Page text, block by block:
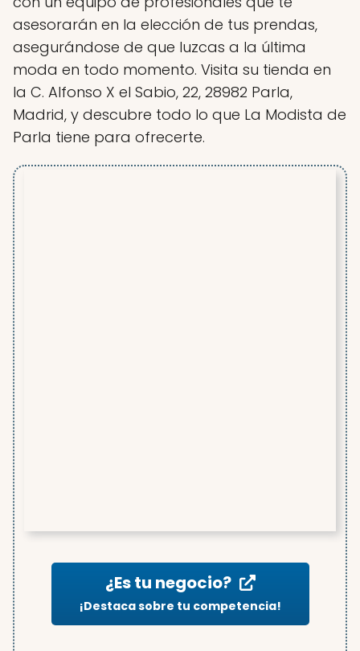
asesorarán en la elección de tus prendas,
asegurándose de que luzcas a la última
moda en todo momento. Visita su tienda en
la C. Alfonso X el Sabio, 22, 28982 Parla,
Madrid, y descubre todo lo que La Modista de
Parla tiene para ofrecerte.
¿Es tu negocio?
¡Destaca sobre tu competencia!